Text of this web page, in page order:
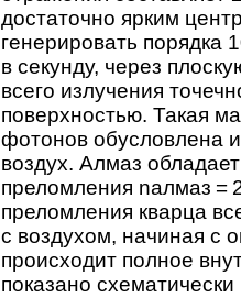
достаточно ярким
генерировать порядка
в секунду, через
всего излучения
поверхностью. Такая
фотонов обусловлена
воздух. Алмаз
преломления nалмаз =
преломления кварца
с воздухом, начиная с
происходит полное
показано